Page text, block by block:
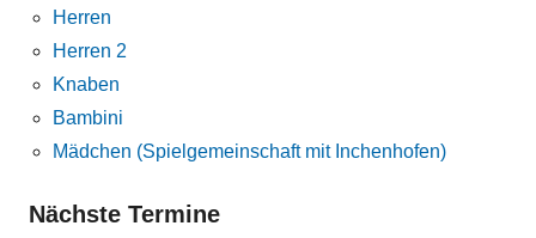
Herren
Herren 2
Knaben
Bambini
Mädchen (Spielgemeinschaft mit Inchenhofen)
Nächste Termine